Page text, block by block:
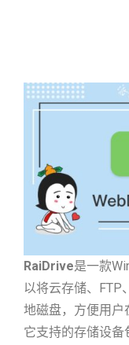
RaiDrive是一款
以将云存储、FTP
地磁盘，方便用户
它支持的存储设